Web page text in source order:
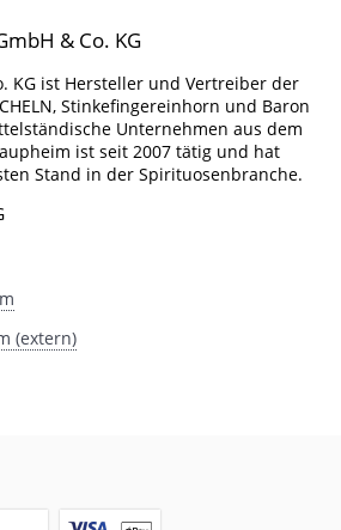
& Co. KG
KG ist Hersteller und Vertreiber der
Stinkefingereinhorn und Baron
Unternehmen aus dem
ist seit 2007 tätig und hat
Stand in der Spirituosenbranche.
(extern)